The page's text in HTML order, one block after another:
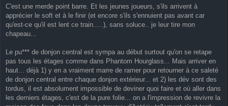
a
g
e
C'est une merde point barre. Et les jeunes joueurs, s'ils arrivent à
apprécier le soft et à le finir (et encore s'ils s'ennuient pas avant car
qu'est-ce qu'il est lent ce train.....), sans soluce.. je leur tire mon
chapeau...
Le pu*** de donjon central est sympa au début surtout qu'on se retape
pas tous les étages comme dans Phantom Hourglass... Mais arriver en
haut... déjà 1) y en a vraiment marre de ramer pour retourner à ce saleté
de donjon central entre chaque donjon extérieur... et 2) les dév sont des
tordus, il est absolument impossible de deviner quoi faire et où aller dans
les derniers étages, c'est de la pure folie... on a l'impression de revivre la